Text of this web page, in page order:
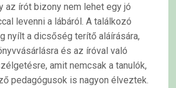
az írót bizony nem lehet egy jó
levenni a lábáról. A találkozó
nyílt a dicsőség terítő aláírására,
és az íróval való
amit nemcsak a tanulók,
pedagógusok is nagyon élveztek.